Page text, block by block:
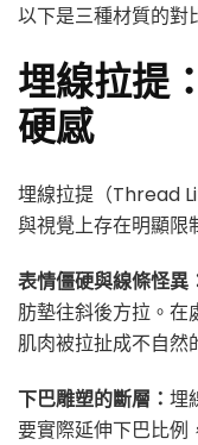
以下是三種材質的對
埋線拉提
硬感
埋線拉提（Thread
與視覺上存在明顯限
表情僵硬與線條怪異
肪墊往斜後方拉。在
肌肉被拉扯成不自然
下巴雕塑的斷層： 埋
要實際延伸下巴比例